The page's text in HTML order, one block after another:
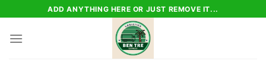
to
content
ADD ANYTHING HERE OR JUST REMOVE IT...